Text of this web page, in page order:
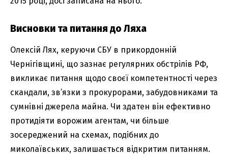
Висновки та питання до Ляха
Олексій Лях, керуючи СБУ в прикордонній
Чернігівщині, що зазнає регулярних обстрілів РФ,
викликає питання щодо своєї компетентності через
скандали, зв’язки з прокурорами, забудовниками та
сумнівні джерела майна. Чи здатен він ефективно
протидіяти ворожим агентам, чи більше
зосереджений на схемах, подібних до
миколаївських, залишається відкритим питанням.